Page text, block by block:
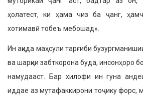
ҳолатест, ки ҳама чиз ба ҷанг,
хотимавӣ тобеъ мебошад».
Ин ақида маҳсули тарғиби
ва шарқии забткорона буда, инсонҳоро
намудааст. Бар хилофи ин гуна
иддае аз мутафаккирони тоҷику форс,